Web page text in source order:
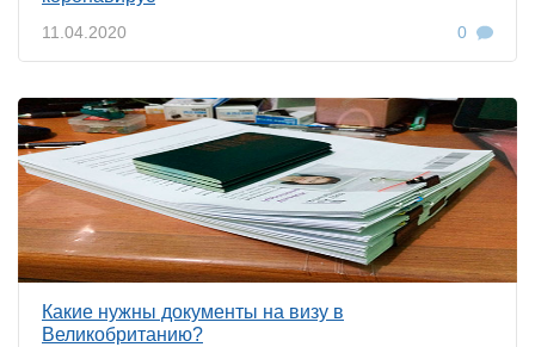
11.04.2020 0
Какие нужны документы на визу в
Великобританию?